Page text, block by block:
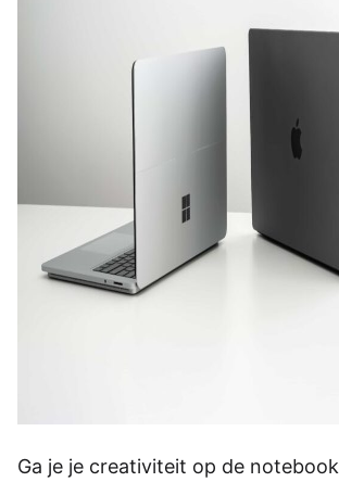
Ga je je creativiteit op de